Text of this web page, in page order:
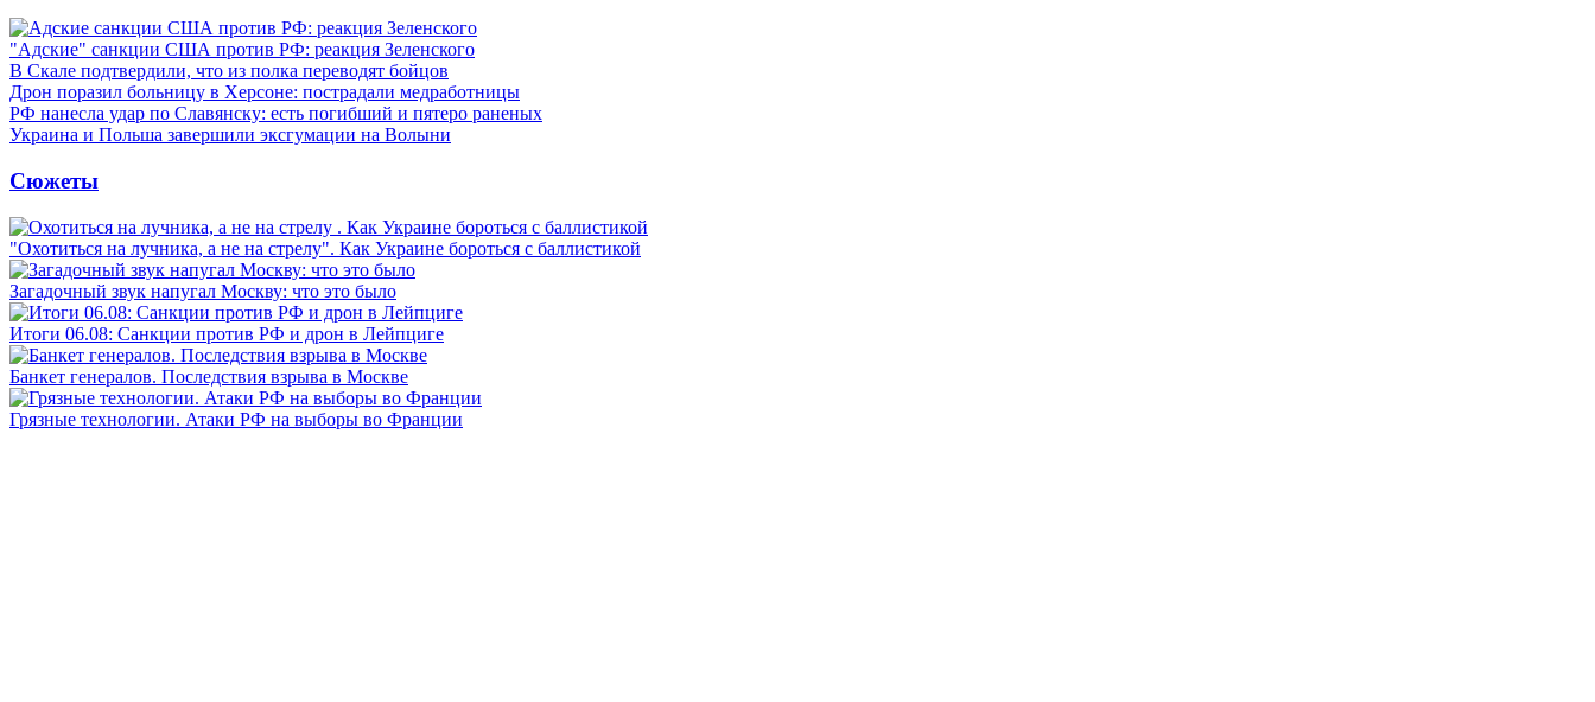
"Адские" санкции США против РФ: реакция Зеленского
В Скале подтвердили, что из полка переводят бойцов
Дрон поразил больницу в Херсоне: пострадали медработницы
РФ нанесла удар по Славянску: есть погибший и пятеро раненых
Украина и Польша завершили эксгумации на Волыни
Сюжеты
"Охотиться на лучника, а не на стрелу". Как Украине бороться с баллистикой
Загадочный звук напугал Москву: что это было
Итоги 06.08: Санкции против РФ и дрон в Лейпциге
Банкет генералов. Последствия взрыва в Москве
Грязные технологии. Атаки РФ на выборы во Франции